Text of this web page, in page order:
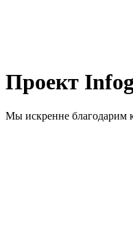
Проект
Мы искренне благодарим